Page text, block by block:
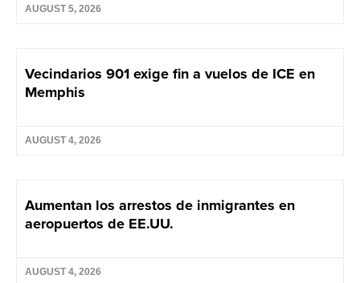
AUGUST 5, 2026
Vecindarios 901 exige fin a vuelos de ICE en
Memphis
AUGUST 4, 2026
Aumentan los arrestos de inmigrantes en
aeropuertos de EE.UU.
AUGUST 4, 2026